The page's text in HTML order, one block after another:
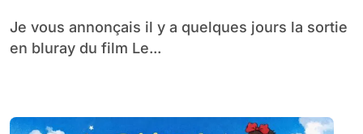
Je vous annonçais il y a quelques jours la sortie
en bluray du film Le...